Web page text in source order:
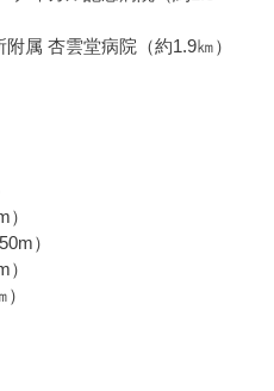
属 杏雲堂病院（約1.9㎞）
）